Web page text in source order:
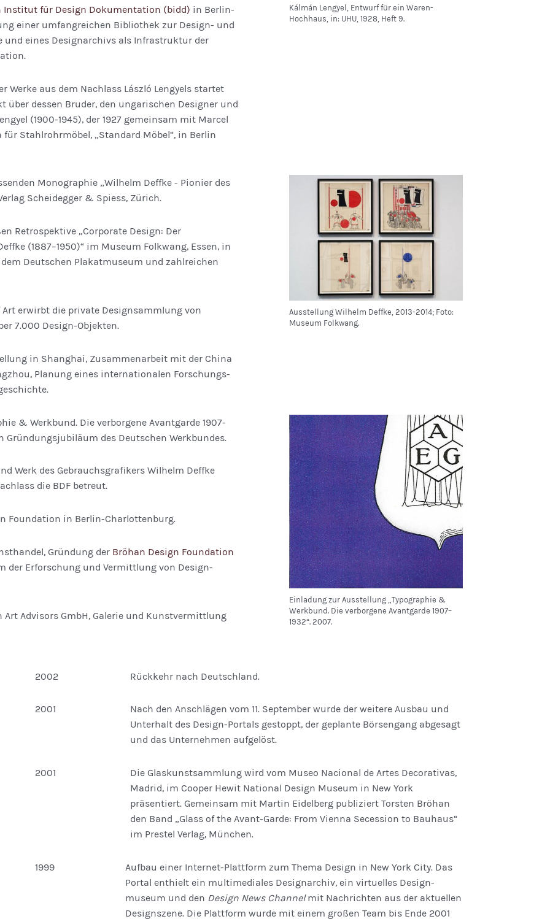
Institut für Design Dokumentation (bidd) in Berlin-
einer umfangreichen Bibliothek zur Design- und
und eines Designarchivs als Infrastruktur der
Werke aus dem Nachlass László Lengyels startet
über dessen Bruder, den ungarischen Designer und
(1900-1945), der 1927 gemeinsam mit Marcel
für Stahlrohrmöbel, „Standard Möbel“, in Berlin
Kálmán Lengyel, Entwurf für ein Waren-
Hochhaus, in: UHU, 1928, Heft 9.
Monographie „Wilhelm Deffke - Pionier des
Scheidegger & Spiess, Zürich.
Retrospektive „Corporate Design: Der
(1887–1950)“ im Museum Folkwang, Essen, in
Deutschen Plakatmuseum und zahlreichen
Art erwirbt die private Designsammlung von
7.000 Design-Objekten.
in Shanghai, Zusammenarbeit mit der China
Planung eines internationalen Forschungs­
Ausstellung Wilhelm Deffke, 2013-2014; Foto:
Museum Folkwang.
& Werkbund. Die verborgene Avantgarde 1907-
Gründungsjubiläum des Deutschen Werkbundes.
Werk des Gebrauchs­grafikers Wilhelm Deffke
die BDF betreut.
Foundation in Berlin-Charlottenburg.
Gründung der Bröhan Design Foundation
der Erforschung und Vermittlung von Design­
Art Advisors GmbH, Galerie und Kunstvermittlung
Einladung zur Ausstellung „Typographie &
Werkbund. Die verborgene Avantgarde 1907–
1932“. 2007.
2002 Rückkehr nach Deutschland.
2001
Nach den Anschlägen vom 11. September wurde der weitere Ausbau und
Unterhalt des Design-Portals gestoppt, der geplante Börsengang abgesagt
und das Unternehmen aufgelöst.
2001
Die Glaskunstsammlung wird vom Museo Nacional de Artes Decorativas,
Madrid, im Cooper Hewit National Design Museum in New York
präsentiert. Gemeinsam mit Martin Eidelberg publiziert Torsten Bröhan
den Band „Glass of the Avant-Garde: From Vienna Secession to Bauhaus“
im Prestel Verlag, München.
1999
Aufbau einer Internet-Plattform zum Thema Design in New York City. Das
Portal enthielt ein multimediales Designarchiv, ein virtuelles Design­
museum und den Design News Channelmit Nachrichten aus der aktuellen
Designszene. Die Plattform wurde mit einem großen Team bis Ende 2001